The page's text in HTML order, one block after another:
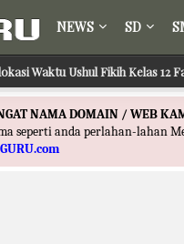
NEWS SD
Waktu Ushul Fikih Kelas 12
NAMA DOMAIN / WEB
seperti anda perlahan-lahan